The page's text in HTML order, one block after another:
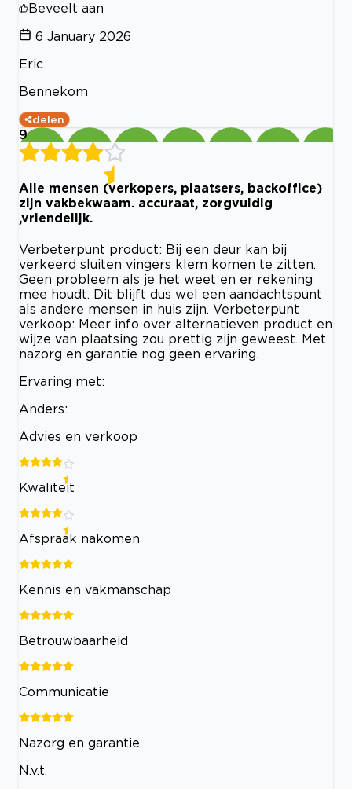
Beveelt aan
6 January 2026
Eric
Bennekom
delen
9
Alle mensen (verkopers, plaatsers, backoffice)
zijn vakbekwaam. accuraat, zorgvuldig
,vriendelijk.
Verbeterpunt product: Bij een deur kan bij
verkeerd sluiten vingers klem komen te zitten.
Geen probleem als je het weet en er rekening
mee houdt. Dit blijft dus wel een aandachtspunt
als andere mensen in huis zijn. Verbeterpunt
verkoop: Meer info over alternatieven product en
wijze van plaatsing zou prettig zijn geweest. Met
nazorg en garantie nog geen ervaring.
Ervaring met:
Anders:
Advies en verkoop
Kwaliteit
Afspraak nakomen
Kennis en vakmanschap
Betrouwbaarheid
Communicatie
Nazorg en garantie
N.v.t.